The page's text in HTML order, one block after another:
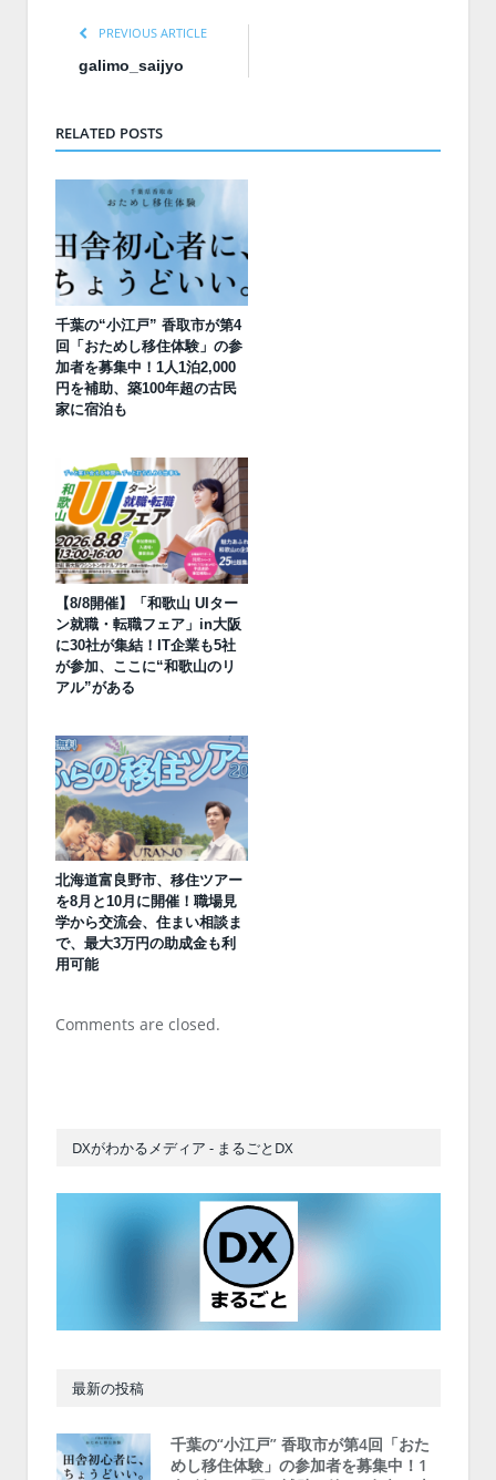
PREVIOUS ARTICLE
galimo_saijyo
RELATED POSTS
千葉の“小江戸” 香取市が第4
回「おためし移住体験」の参
加者を募集中！1人1泊2,000
円を補助、築100年超の古民
家に宿泊も
【8/8開催】「和歌山 UIター
ン就職・転職フェア」in大阪
に30社が集結！IT企業も5社
が参加、ここに“和歌山のリ
アル”がある
北海道富良野市、移住ツアー
を8月と10月に開催！職場見
学から交流会、住まい相談ま
で、最大3万円の助成金も利
用可能
Comments are closed.
DXがわかるメディア - まるごとDX
最新の投稿
千葉の“小江戸” 香取市が第4回「おた
めし移住体験」の参加者を募集中！1